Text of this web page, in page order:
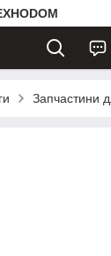
Запчастини